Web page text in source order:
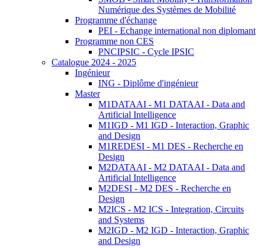
Numérique des Systèmes de Mobilité
Programme d'échange
PEI - Echange international non diplomant
Programme non CES
PNCIPSIC - Cycle IPSIC
Catalogue 2024 - 2025
Ingénieur
ING - Diplôme d'ingénieur
Master
M1DATAAI - M1 DATAAI - Data and
Artificial Intelligence
M1IGD - M1 IGD - Interaction, Graphic
and Design
M1REDESI - M1 DES - Recherche en
Design
M2DATAAI - M2 DATAAI - Data and
Artificial Intelligence
M2DESI - M2 DES - Recherche en
Design
M2ICS - M2 ICS - Integration, Circuits
and Systems
M2IGD - M2 IGD - Interaction, Graphic
and Design